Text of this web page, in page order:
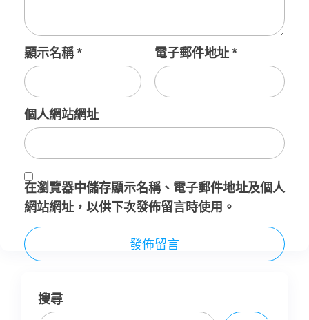
顯示名稱* 電子郵件地址*
個人網站網址
在瀏覽器中儲存顯示名稱、電子郵件地址及個人
網站網址，以供下次發佈留言時使用。
搜尋